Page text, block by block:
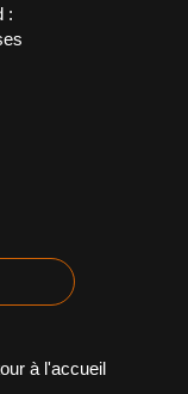
:
à l'accueil